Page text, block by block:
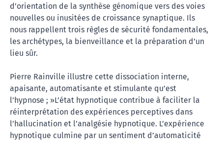
d’orientation de la synthèse génomique vers des voies
nouvelles ou inusitées de croissance synaptique. Ils
nous rappellent trois règles de sécurité fondamentales,
les archétypes, la bienveillance et la préparation d’un
lieu sûr.
Pierre Rainville illustre cette dissociation interne,
apaisante, automatisante et stimulante qu’est
l’hypnose ; »L’état hypnotique contribue à faciliter la
réinterprétation des expériences perceptives dans
l’hallucination et l’analgésie hypnotique. L’expérience
hypnotique culmine par un sentiment d’automaticité